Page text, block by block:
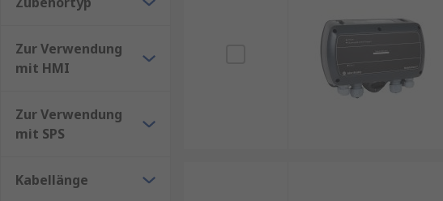
Zur Verwendung
mit HMI
Zur Verwendung
mit SPS
Kabellänge